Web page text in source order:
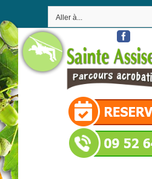
contenu
Aller à...
Facebook